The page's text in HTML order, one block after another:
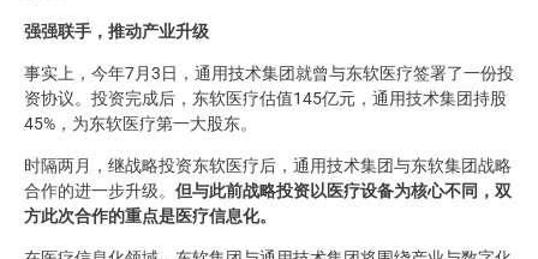
强强联手，推动产业升级
事实上，今年7月3日，通用技术集团就曾与东软医疗签署了一份投
资协议。投资完成后，东软医疗估值145亿元，通用技术集团持股
45%，为东软医疗第一大股东。
时隔两月，继战略投资东软医疗后，通用技术集团与东软集团战略
合作的进一步升级。 但与此前战略投资以医疗设备为核心不同，双
方此次合作的重点是医疗信息化。